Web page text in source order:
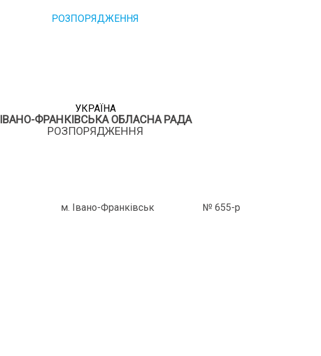
РОЗПОРЯДЖЕННЯ
УКРАЇНА
ІВАНО-ФРАНКІВСЬКА ОБЛАСНА РАДА
РОЗПОРЯДЖЕННЯ
м. Івано-Франківськ № 655-р